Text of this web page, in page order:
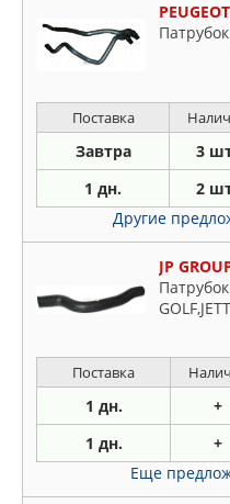
Поставка
Завтра 3
1 дн. 2
Другие
JP
Поставка
1 дн. +
1 дн. +
Еще